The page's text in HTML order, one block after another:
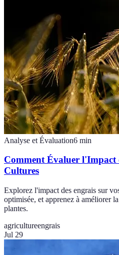
Analyse et Évaluation6 min
Comment Évaluer l'Impact
Cultures
Explorez l'impact des engrais sur
optimisée, et apprenez à améliorer
plantes.
agricultureengrais
Jul 29